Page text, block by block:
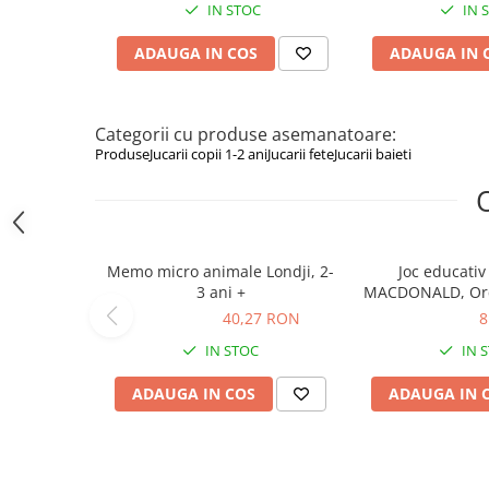
Figurine animale salbatice
Figurine dinozauri
Carti pentru copii
Cărți de Crăciun
Carti dezvoltare emotionala
Carti parenting
Carti educative
Carti bebelusi
Carti de colorat
IN STOC
ADAUGA IN COS
IN
ADAUGA IN
Categorii cu produse asemanatoare:
ProduseJucarii copii 1-2 aniJucarii feteJucarii baieti
Memo micro animale Londji, 2-
3 ani +
40,27 RON
IN STOC
ADAUGA IN COS
Joc
MACDONALD,
3 ani
IN
ADAUGA IN